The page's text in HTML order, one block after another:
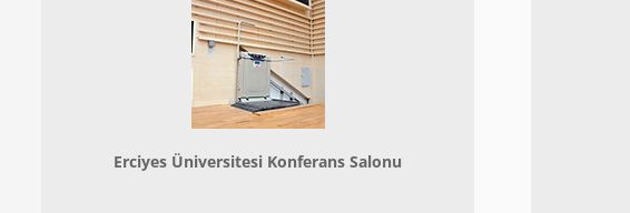
Erciyes Üniversitesi Konferans Salonu